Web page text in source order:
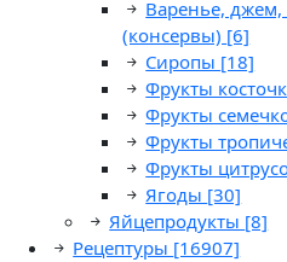
Варенье, джем,
(консервы) [6]
Сиропы [18]
Фрукты
Фрукты
Фрукты
Фрукты
Ягоды [30]
Яйцепродукты [8]
Рецептуры [16907]